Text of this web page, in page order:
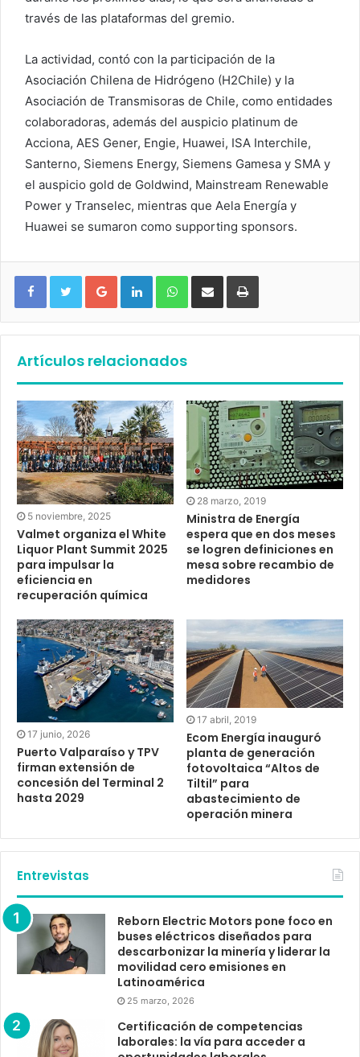
través de las plataformas del gremio.
La actividad, contó con la participación de la
Asociación Chilena de Hidrógeno (H2Chile) y la
Asociación de Transmisoras de Chile, como entidades
colaboradoras, además del auspicio platinum de
Acciona, AES Gener, Engie, Huawei, ISA Interchile,
Santerno, Siemens Energy, Siemens Gamesa y SMA y
el auspicio gold de Goldwind, Mainstream Renewable
Power y Transelec, mientras que Aela Energía y
Huawei se sumaron como supporting sponsors.
Google+ LinkedIn WhatsApp
Artículos relacionados
5 noviembre, 2025
Valmet organiza el White
Liquor Plant Summit 2025
para impulsar la
eficiencia en
recuperación química
28 marzo, 2019
Ministra de Energía
espera que en dos meses
se logren definiciones en
mesa sobre recambio de
medidores
17 junio, 2026
Puerto Valparaíso y TPV
firman extensión de
concesión del Terminal 2
hasta 2029
17 abril, 2019
Ecom Energía inauguró
planta de generación
fotovoltaica “Altos de
Tiltil” para
abastecimiento de
operación minera
Entrevistas
Reborn Electric Motors pone foco en
buses eléctricos diseñados para
descarbonizar la minería y liderar la
movilidad cero emisiones en
Latinoamérica
25 marzo, 2026
Certificación de competencias
laborales: la vía para acceder a